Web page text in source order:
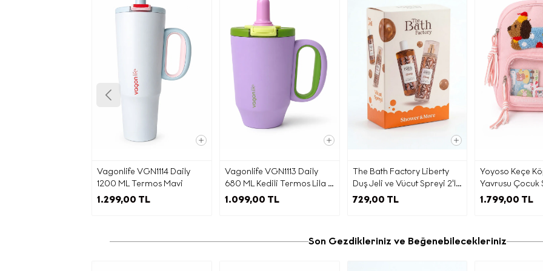
Vagonlife VGN1114 Daily
1200 ML Termos Mavi
1.299,00 TL
Vagonlife VGN1113 Daily
680 ML Kedili Termos Lila /
MOR
1.099,00 TL
The Bath Factory Liberty
Duş Jeli ve Vücut Spreyi 2'li
Set
729,00 TL
Yoyoso Keçe
Yavrusu Çocuk
- Pembe
1.799,00 TL
Son Gezdikleriniz ve Beğenebilecekleriniz
E-Bülten Sözleşmesi
KİŞİSEL VERİLERİN İŞLENMESİNE İLİŞKİN AYDINLATMA
kapsamda haklarınızı ayrıntılarıyla incelemenizi rica